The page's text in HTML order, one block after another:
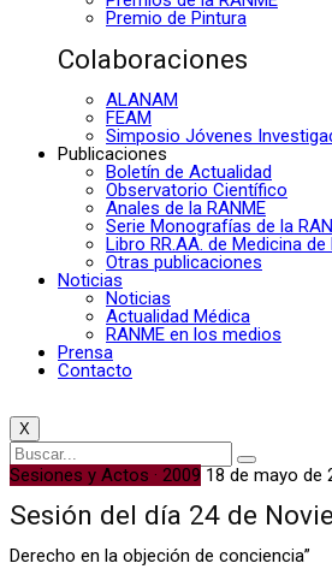
Premio de Pintura
Colaboraciones
ALANAM
FEAM
Simposio Jóvenes
Publicaciones
Boletín de Actualidad
Observatorio Científico
Anales de la RANME
Serie Monografías de la
Libro RR.AA. de Medicina de
Otras publicaciones
Noticias
Noticias
Actualidad Médica
RANME en los medios
Prensa
Contacto
X
Sesiones y Actos · 2009 18 de mayo de
Sesión del día 24 de
Derecho en la objeción de conciencia”